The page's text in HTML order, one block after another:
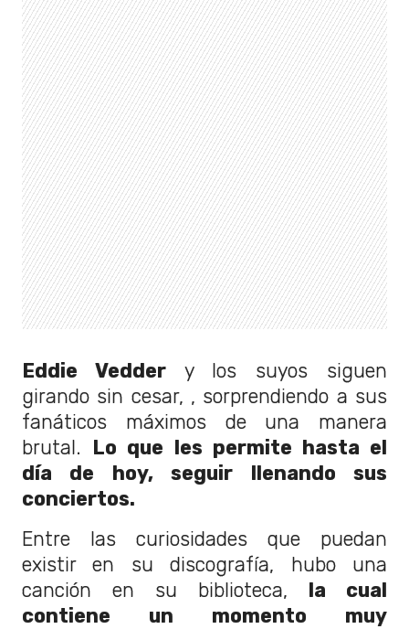
Eddie Veddery los suyos siguen
girando sin cesar, , sorprendiendo a sus
fanáticos máximos de una manera
brutal. Lo que les permite hasta el
día de hoy, seguir llenando sus
conciertos.
Entre las curiosidades que puedan
existir en su discografía, hubo una
canción en su biblioteca, la cual
contiene un momento muy